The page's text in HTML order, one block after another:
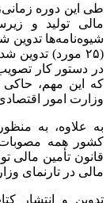
مالی تولید و
در دستور کار
که این مهم، حاکی
وزارت امور
به علاوه، به
کشور همه مصوبات
قانون تأمین مالی
مالی در تارنمای
تدوین و انتشار